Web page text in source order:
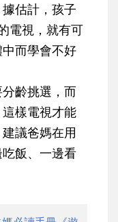
估計，孩子
電視，就有可
而學會不好
齡挑選，而
樣電視才能
議爸媽在用
飯、一邊看